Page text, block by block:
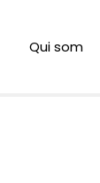
Qui som